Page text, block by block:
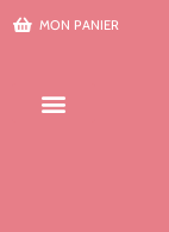
Aller
MON PANIER